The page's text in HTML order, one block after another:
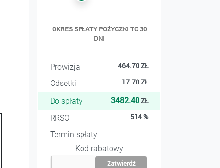
OKRES SPŁATY POŻYCZKI TO 30
DNI
Termin spłaty
Prowizja 464.70ZŁ
Odsetki
17.70ZŁ
Do spłaty 3482.40ZŁ
RRSO
514%
Kod rabatowy
Zatwierdź